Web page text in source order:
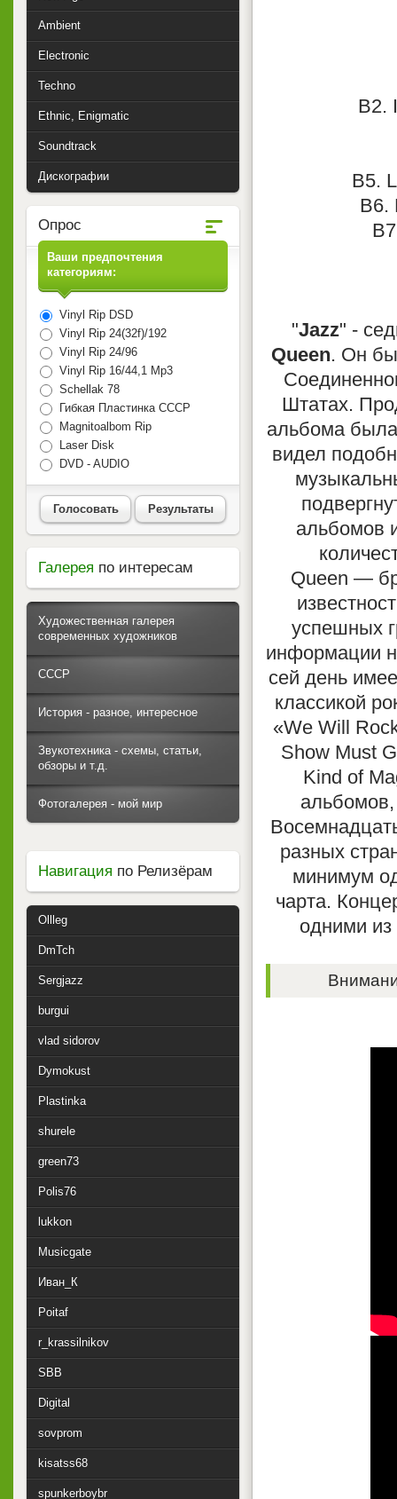
B2.
B5.
B6.
"Jazz" -
Queen. Он
Штатах.
альбома
видел
альбомов
Queen —
успешных
информации
сей день
классикой
«We Will
Show Must
Kind of
разных
минимум
чарта.
одними
Ambient
Electronic
Techno
Ethnic, Enigmatic
Soundtrack
Дискографии
Опрос
Ваши предпочтения
категориям:
Vinyl Rip DSD
Vinyl Rip 24(32f)/192
Vinyl Rip 24/96
Vinyl Rip 16/44,1 Mp3
Schellak 78
Гибкая Пластинка СССР
Magnitoalbom Rip
Laser Disk
DVD - AUDIO
Голосовать Результаты
Галерея по интересам
Художественная галерея
современных художников
СССР
История - разное, интересное
Звукотехника - схемы, статьи,
обзоры и т.д.
Фотогалерея - мой мир
Навигация по Релизёрам
Ollleg
DmTch
Sergjazz
burgui
vlad sidorov
Dymokust
Plastinka
shurele
green73
Polis76
lukkon
Musicgate
Иван_К
Poitaf
r_krassilnikov
SBB
Digital
sovprom
kisatss68
spunkerboybr